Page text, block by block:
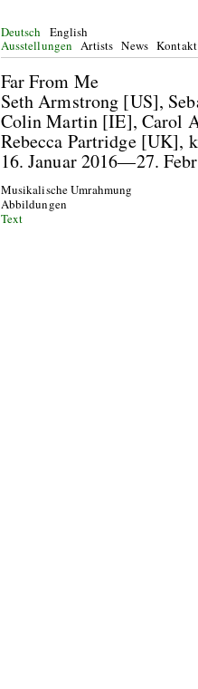
Deutsch
English
Ausstellungen Artists News Kontakt
Far From Me
Seth Armstrong [US],
Colin Martin [IE], Carol
Rebecca Partridge [UK],
16. Januar 2016—27.
Musikalische Umrahmung
Abbildungen
Text